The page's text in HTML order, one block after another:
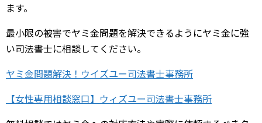
ます。
最小限の被害でヤミ金問題を解決できるようにヤミ金に強
い司法書士に相談してください。
ヤミ金問題解決！ウイズユー司法書士事務所
【女性専用相談窓口】ウィズユー司法書士事務所